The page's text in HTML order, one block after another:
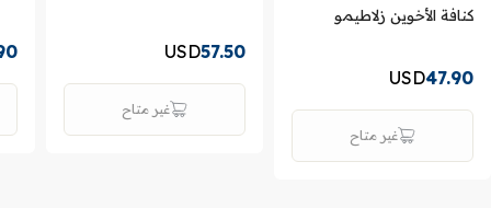
كنافة الأخوين زلاطيمو
47.90
USD
غير متاح
57.50
USD
غير متاح